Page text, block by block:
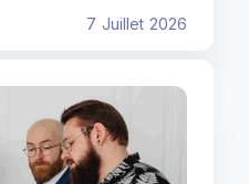
7 Juillet 2026